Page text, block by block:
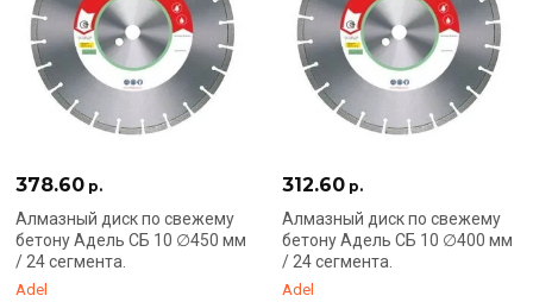
378.60 р.
Алмазный диск по свежему
бетону Адель СБ 10 ∅450 мм
/ 24 сегмента.
Adel
312.60 р.
Алмазный диск по свежему
бетону Адель СБ 10 ∅400 мм
/ 24 сегмента.
Adel